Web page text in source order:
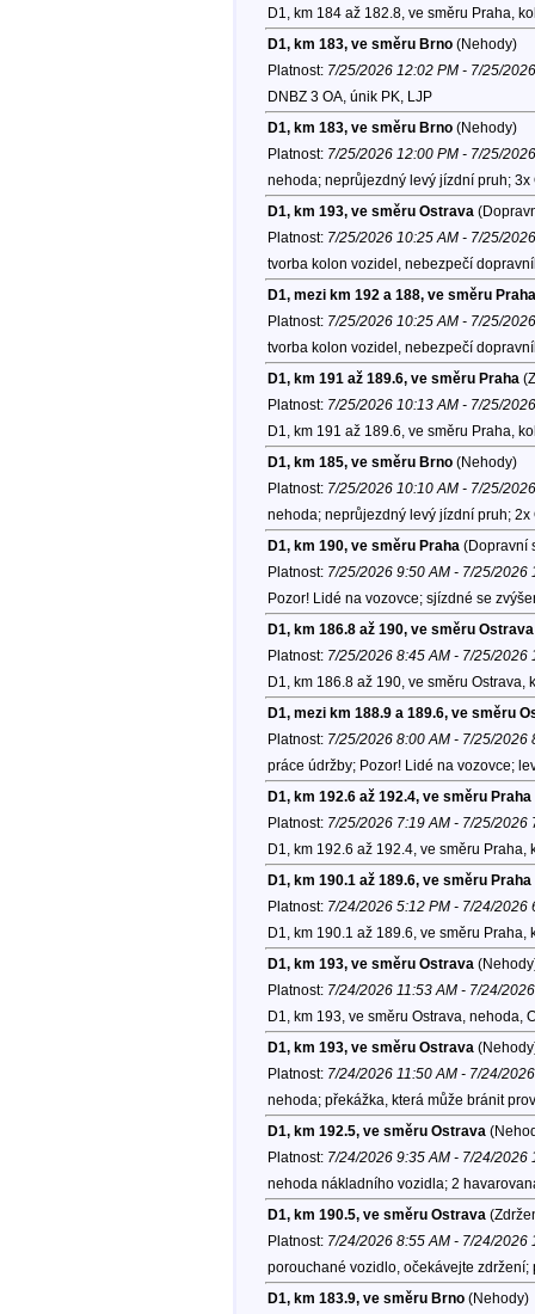
D1, km 184 až 182.8, ve směru Praha,
D1, km 183, ve směru Brno(Nehody)
Platnost: 7/25/2026 12:02 PM - 7/25/
DNBZ 3 OA, únik PK, LJP
D1, km 183, ve směru Brno(Nehody)
Platnost: 7/25/2026 12:00 PM - 7/25/
nehoda; neprůjezdný levý jízdní pruh; 3x
D1, km 193, ve směru Ostrava
Platnost: 7/25/2026 10:25 AM - 7/25/
tvorba kolon vozidel, nebezpečí
D1, mezi km 192 a 188, ve směru Praha
Platnost: 7/25/2026 10:25 AM - 7/25/
tvorba kolon vozidel, nebezpečí
D1, km 191 až 189.6, ve směru Praha
Platnost: 7/25/2026 10:13 AM - 7/25/
D1, km 191 až 189.6, ve směru Praha,
D1, km 185, ve směru Brno(Nehody)
Platnost: 7/25/2026 10:10 AM - 7/25/
nehoda; neprůjezdný levý jízdní pruh; 2x
D1, km 190, ve směru Praha (Dopravní
Platnost: 7/25/2026 9:50 AM - 7/25/2026
Pozor! Lidé na vozovce; sjízdné se
D1, km 186.8 až 190, ve směru Ostrava
Platnost: 7/25/2026 8:45 AM - 7/25/2026
D1, km 186.8 až 190, ve směru Ostrava,
D1, mezi km 188.9 a 189.6, ve směru
Platnost: 7/25/2026 8:00 AM - 7/25/2026
práce údržby; Pozor! Lidé na vozovce;
D1, km 192.6 až 192.4, ve směru Praha
Platnost: 7/25/2026 7:19 AM - 7/25/2026
D1, km 192.6 až 192.4, ve směru Praha,
D1, km 190.1 až 189.6, ve směru Praha
Platnost: 7/24/2026 5:12 PM - 7/24/2026
D1, km 190.1 až 189.6, ve směru Praha,
D1, km 193, ve směru Ostrava
Platnost: 7/24/2026 11:53 AM - 7/24/
D1, km 193, ve směru Ostrava, nehoda,
D1, km 193, ve směru Ostrava
Platnost: 7/24/2026 11:50 AM - 7/24/
nehoda; překážka, která může bránit
D1, km 192.5, ve směru Ostrava
Platnost: 7/24/2026 9:35 AM - 7/24/2026
nehoda nákladního vozidla; 2
D1, km 190.5, ve směru Ostrava
Platnost: 7/24/2026 8:55 AM - 7/24/2026
porouchané vozidlo, očekávejte
D1, km 183.9, ve směru Brno(Nehody)